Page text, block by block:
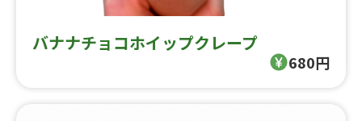
バナナチョコホイップクレープ
680円